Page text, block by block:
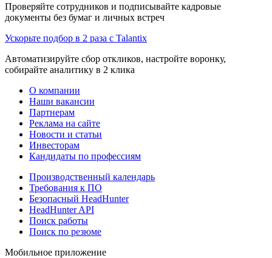
Проверяйте сотрудников и подписывайте кадровые
документы без бумаг и личных встреч
Ускорьте подбор в 2 раза с Talantix
Автоматизируйте сбор откликов, настройте воронку,
собирайте аналитику в 2 клика
О компании
Наши вакансии
Партнерам
Реклама на сайте
Новости и статьи
Инвесторам
Кандидаты по профессиям
Производственный календарь
Требования к ПО
Безопасный HeadHunter
HeadHunter API
Поиск работы
Поиск по резюме
Мобильное приложение